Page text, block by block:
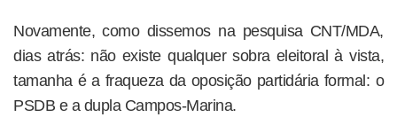
Novamente, como dissemos na pesquisa CNT/MDA,
dias atrás: não existe qualquer sobra eleitoral à vista,
tamanha é a fraqueza da oposição partidária formal: o
PSDB e a dupla Campos-Marina.